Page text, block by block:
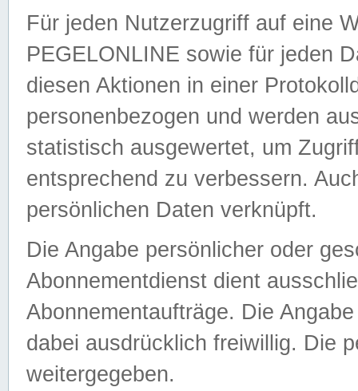
Für jeden Nutzerzugriff auf eine
PEGELONLINE sowie für jeden
diesen Aktionen in einer
personenbezogen und werden
statistisch ausgewertet, um
entsprechend zu verbessern.
persönlichen Daten verknüpft.
Die Angabe persönlicher oder
Abonnementdienst dient
Abonnementaufträge. Die
dabei ausdrücklich freiwillig. Die
weitergegeben.